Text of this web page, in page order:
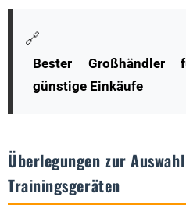
🔗
Bester Großhändler
günstige Einkäufe
Überlegungen zur
Trainingsgeräten